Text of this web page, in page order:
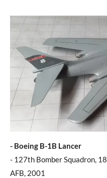
- Boeing B-1B Lancer
- 127th Bomber Squadron,
AFB, 2001